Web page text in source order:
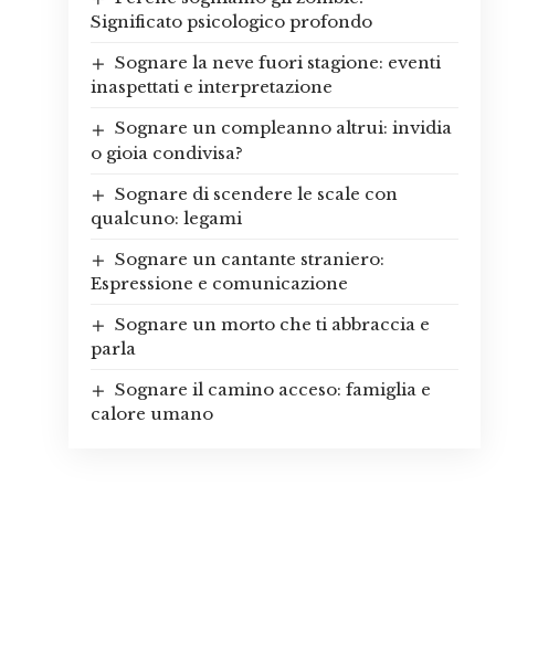
Significato psicologico profondo
Sognare la neve fuori stagione: eventi
inaspettati e interpretazione
Sognare un compleanno altrui: invidia
o gioia condivisa?
Sognare di scendere le scale con
qualcuno: legami
Sognare un cantante straniero:
Espressione e comunicazione
Sognare un morto che ti abbraccia e
parla
Sognare il camino acceso: famiglia e
calore umano